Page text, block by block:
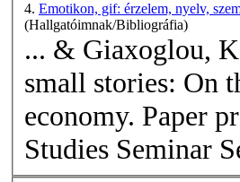
4. Emotikon, gif: érzelem, nyelv,
(Hallgatóimnak/Bibliográfia)
... & Giaxoglou,
small stories: On
economy. Paper
Studies Seminar